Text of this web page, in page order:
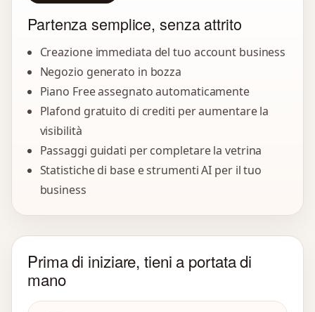
Partenza semplice, senza attrito
Creazione immediata del tuo account business
Negozio generato in bozza
Piano Free assegnato automaticamente
Plafond gratuito di crediti per aumentare la
visibilità
Passaggi guidati per completare la vetrina
Statistiche di base e strumenti AI per il tuo
business
Prima di iniziare, tieni a portata di
mano